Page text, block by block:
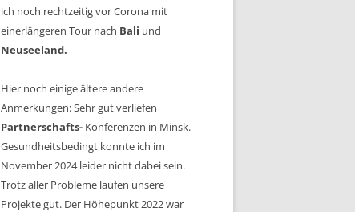
ich noch rechtzeitig vor Corona mit
einerlängeren Tour nach Bali und
Neuseeland.
Hier noch einige ältere andere
Anmerkungen: Sehr gut verliefen
Partnerschafts- Konferenzen in Minsk.
Gesundheitsbedingt konnte ich im
November 2024 leider nicht dabei sein.
Trotz aller Probleme laufen unsere
Projekte gut. Der Höhepunkt 2022 war